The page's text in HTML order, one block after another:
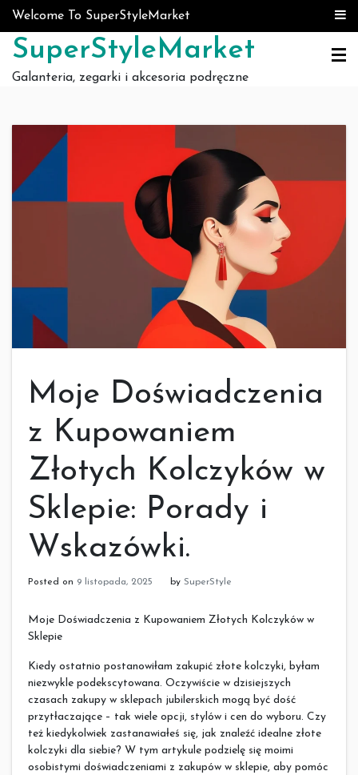
Skip to content
Welcome To SuperStyleMarket
SuperStyleMarket
Galanteria, zegarki i akcesoria podręczne
Moje Doświadczenia
z Kupowaniem
Złotych Kolczyków w
Sklepie: Porady i
Wskazówki.
Posted on 9 listopada, 2025 by SuperStyle
Moje Doświadczenia z Kupowaniem Złotych Kolczyków w
Sklepie
Kiedy ostatnio postanowiłam zakupić złote kolczyki, byłam
niezwykle podekscytowana. Oczywiście w dzisiejszych
czasach zakupy w sklepach jubilerskich mogą być dość
przytłaczające – tak wiele opcji, stylów i cen do wyboru. Czy
też kiedykolwiek zastanawiałeś się, jak znaleźć idealne złote
kolczyki dla siebie? W tym artykule podzielę się moimi
osobistymi doświadczeniami z zakupów w sklepie, aby pomóc